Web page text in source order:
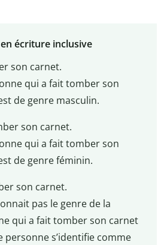
écriture inclusive
son carnet.
qui a fait tomber son
de genre masculin.
son carnet.
qui a fait tomber son
de genre féminin.
son carnet.
pas le genre de la
qui a fait tomber son carnet
personne s’identifie comme